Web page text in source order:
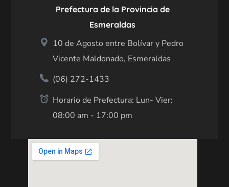
Prefectura de la Provincia de
Esmeraldas
10 de Agosto entre Bolívar y Pedro
Vicente Maldonado, Esmeraldas
(06) 272-1433
Horario de Prefectura: Lun- Vier:
08:00 am - 17:00 pm